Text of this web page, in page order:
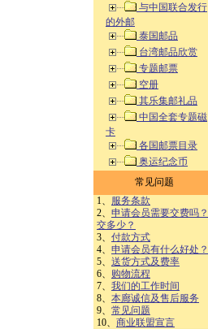
与中国联合发行
的外邮
泰国邮品
台湾邮品欣赏
专题邮票
空册
其乐集邮礼品
中国全套专题磁
卡
各国邮票目录
奥运纪念币
常见问题
1、 服务条款
2、 申请会员需要交费吗？
交多少？
3、 付款方式
4、 申请会员有什么好处？
5、 送货方式及费率
6、 购物流程
7、 我们的工作时间
8、 本廊诚信及售后服务
9、 常见问题
10、 商业联盟宣言